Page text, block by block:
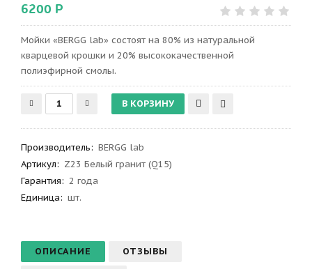
6200 Р
Мойки «BERGG lab» состоят на 80% из натуральной
кварцевой крошки и 20% высококачественной
полиэфирной смолы.
Производитель: BERGG lab
Артикул: Z23 Белый гранит (Q15)
Гарантия: 2 года
Единица: шт.
ОПИСАНИЕ ОТЗЫВЫ